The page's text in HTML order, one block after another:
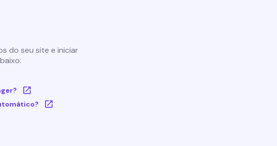
do seu site e iniciar